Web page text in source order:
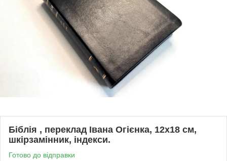
Біблія , переклад Івана Огієнка, 12х18 см,
шкірзамінник, індекси.
Готово до відправки